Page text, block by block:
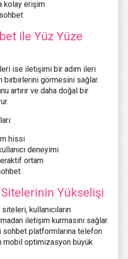
kolay erişim
ile Yüz Yüze
ise iletişimi bir adım ileri
birbirlerini görmesini sağlar.
artırır ve daha doğal bir
hissi
deneyimi
ortam
Yükselişi
kullanıcıların
iletişim kurmasını sağlar.
sohbet platformlarına telefon
mobil optimizasyon büyük